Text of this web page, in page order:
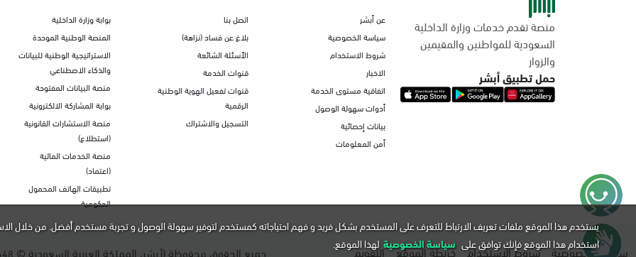
منصة تقدم خدمات وزارة الداخلية
السعودية للمواطنين والمقيمين
والزوار
حمل تطبيق أبشر
عن أبشر
سياسة الخصوصية
شروط الاستخدام
الاخبار
اتفاقية مستوى الخدمة
أدوات سهولة الوصول
بيانات إحصائية
أمن المعلومات
اتصل بنا
بلاغ عن فساد (نزاهة)
الأسئلة الشائعة
قنوات الخدمة
قنوات تفعيل الهوية الوطنية
الرقمية
التسجيل والاشتراك
بوابة وزارة الداخلية
المنصة الوطنية الموحدة
الاستراتيجية الوطنية للبيانات
والذكاء الاصطناعي
منصة البيانات المفتوحة
بوابة المشاركة الالكترونية
منصة الاستشارات القانونية
(استطلاع)
منصة الخدمات المالية
(اعتماد)
تطبيقات الهاتف المحمول
الحكومية
سياسة الخصوصية شروط الاستخدام خريطة الموقع التقويم جميع الحقوق محفوظة لأبشر، المملكة العربية السعودية ©
يستخدم هذا الموقع ملفات تعريف الارتباط للتعرف على المستخدم بشكل فريد و فهم احتياجاته كمستخدم لتوفير سهولة الوصول و تجربة مستخدم أفضل. من خلال
استخدام هذا الموقع فإنك توافق على سياسة الخصوصية لهذا الموقع.